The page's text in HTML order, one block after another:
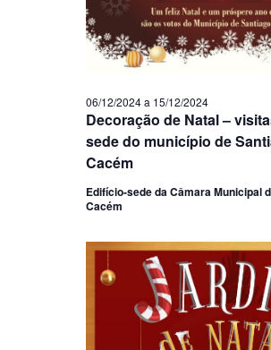
Decoração de Natal –
sede do município de
Cacém
06/12/2024a 15/12/2024
Edifício-sede da Câmara Municipal
Cacém